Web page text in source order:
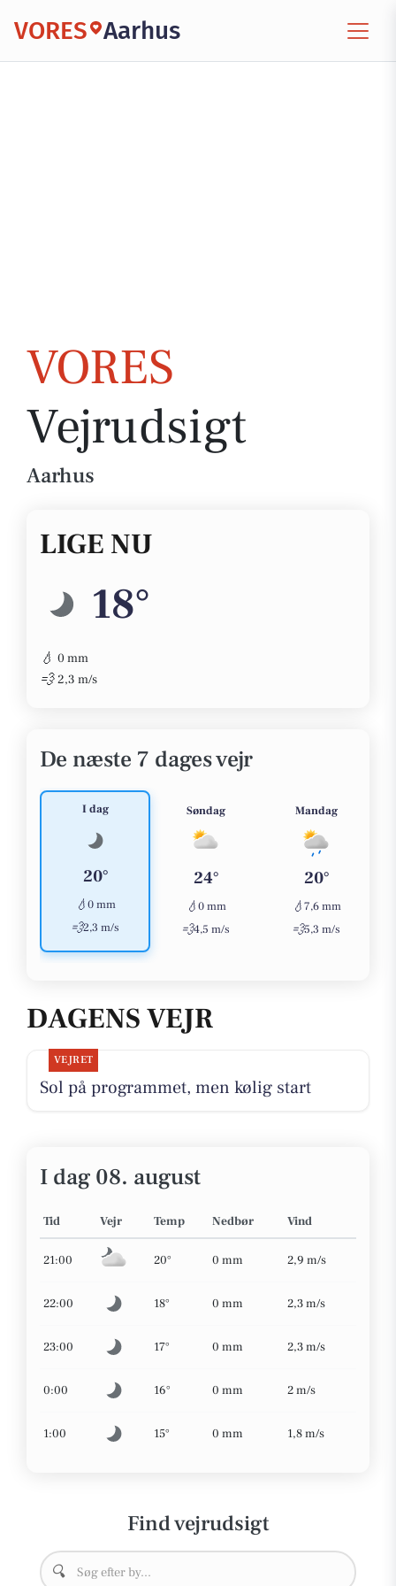
VORES Aarhus
VORES
Vejrudsigt
Aarhus
LIGE NU
18°
💧 0 mm
💨 2,3 m/s
De næste 7 dages vejr
I dag
20°
💧0 mm
💨2,3 m/s
Søndag
24°
💧0 mm
💨4,5 m/s
Mandag
20°
💧7,6 mm
💨5,3 m/s
DAGENS VEJR
VEJRET
Sol på programmet, men kølig start
I dag 08. august
Tid Vejr Temp Nedbør Vind
21:00 20° 0 mm 2,9 m/s
22:00 18° 0 mm 2,3 m/s
23:00 17° 0 mm 2,3 m/s
0:00 16° 0 mm 2 m/s
1:00 15° 0 mm 1,8 m/s
Find vejrudsigt
🔍